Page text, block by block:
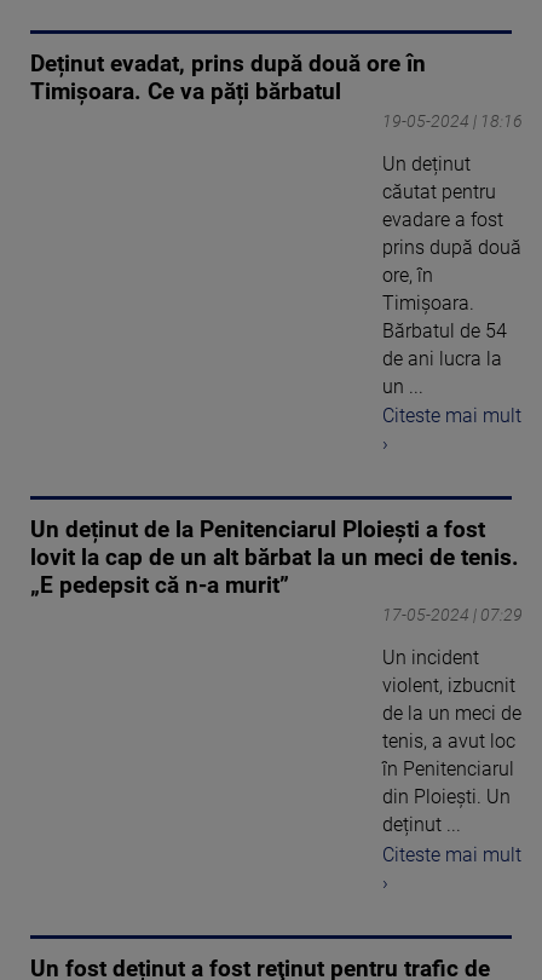
Deținut evadat, prins după două ore în
Timișoara. Ce va păți bărbatul
19-05-2024 | 18:16
Un deținut
căutat pentru
evadare a fost
prins după două
ore, în
Timișoara.
Bărbatul de 54
de ani lucra la
un ...
Citeste mai mult
›
Un deținut de la Penitenciarul Ploiești a fost
lovit la cap de un alt bărbat la un meci de tenis.
„E pedepsit că n-a murit”
17-05-2024 | 07:29
Un incident
violent, izbucnit
de la un meci de
tenis, a avut loc
în Penitenciarul
din Ploiești. Un
deținut ...
Citeste mai mult
›
Un fost deținut a fost reţinut pentru trafic de